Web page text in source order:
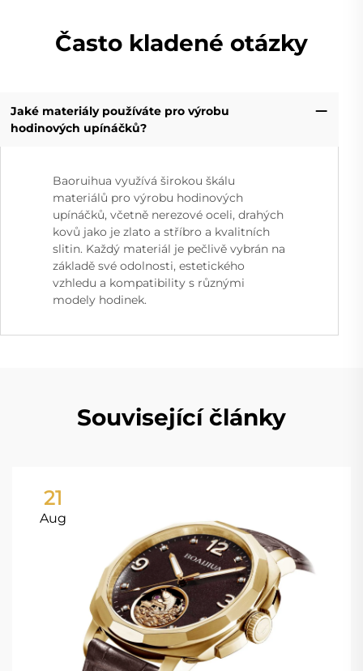
Často kladené otázky
Jaké materiály používáte pro výrobu
hodinových upínáčků?
Baoruihua využívá širokou škálu
materiálů pro výrobu hodinových
upínáčků, včetně nerezové oceli, drahých
kovů jako je zlato a stříbro a kvalitních
slitin. Každý materiál je pečlivě vybrán na
základě své odolnosti, estetického
vzhledu a kompatibility s různými
modely hodinek.
Související články
21
Aug